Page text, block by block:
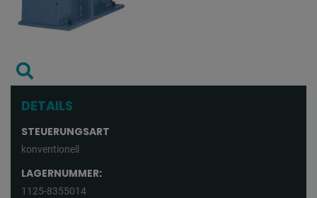
DETAILS
STEUERUNGSART
konventionell
LAGERNUMMER:
1125-8355014